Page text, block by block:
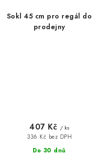
Sokl 45 cm pro regál do
prodejny
Do 30 dnů
336 Kč bez DPH
407 Kč / ks